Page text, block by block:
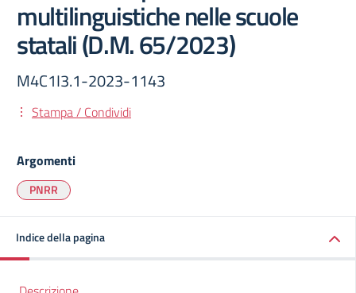
multilinguistiche nelle scuole
statali (D.M. 65/2023)
M4C1I3.1-2023-1143
Stampa / Condividi
Argomenti
PNRR
Indice della pagina